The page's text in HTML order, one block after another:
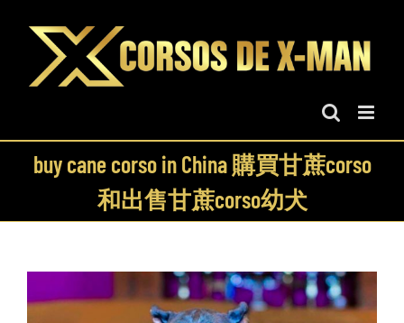
content
buy cane corso in China 購買甘蔗corso
和出售甘蔗corso幼犬